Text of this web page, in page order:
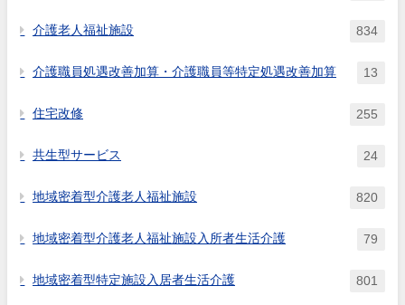
介護老人福祉施設 834
介護職員処遇改善加算・介護職員等特定処遇改善加算 13
住宅改修 255
共生型サービス 24
地域密着型介護老人福祉施設 820
地域密着型介護老人福祉施設入所者生活介護 79
地域密着型特定施設入居者生活介護 801